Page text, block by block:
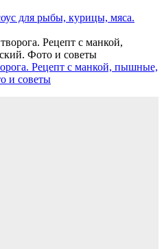
для рыбы, курицы, мяса.
Рецепт с манкой, пышные,
и советы